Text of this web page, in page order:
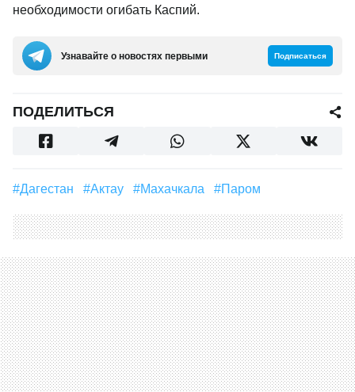
необходимости огибать Каспий.
Узнавайте о новостях первыми Подписаться
ПОДЕЛИТЬСЯ
#Дагестан #Актау #Махачкала #Паром